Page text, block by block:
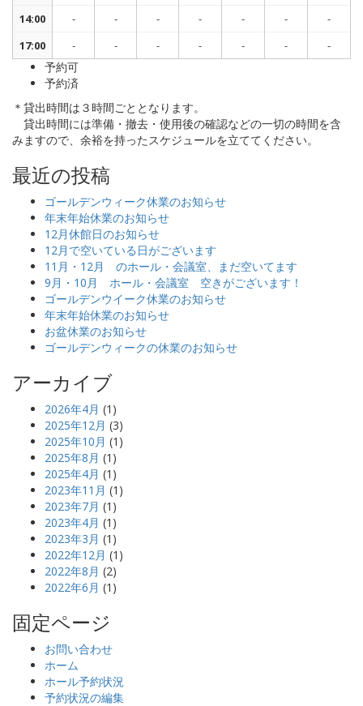
14:00
- - - - - -
-
17:00
- - - - - - -
予約可
予約済
＊貸出時間は３時間ごととなります。
貸出時間には準備・撤去・使用後の確認などの一切の時間を含
みますので、余裕を持ったスケジュールを立ててください。
最近の投稿
ゴールデンウィーク休業のお知らせ
年末年始休業のお知らせ
12月休館日のお知らせ
12月で空いている日がございます
11月・12月 のホール・会議室、まだ空いてます
9月・10月 ホール・会議室 空きがございます！
ゴールデンウイーク休業のお知らせ
年末年始休業のお知らせ
お盆休業のお知らせ
ゴールデンウィークの休業のお知らせ
アーカイブ
2026年4月 (1)
2025年12月 (3)
2025年10月 (1)
2025年8月 (1)
2025年4月 (1)
2023年11月 (1)
2023年7月 (1)
2023年4月 (1)
2023年3月 (1)
2022年12月 (1)
2022年8月 (2)
2022年6月 (1)
固定ページ
お問い合わせ
ホーム
ホール予約状況
予約状況の編集